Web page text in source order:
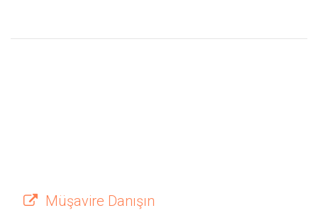
Müşavire Danışın